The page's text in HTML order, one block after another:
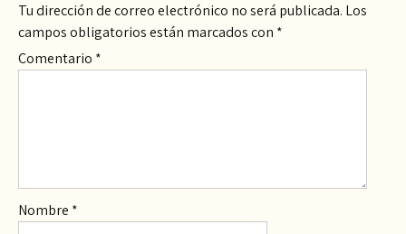
Tu dirección de correo electrónico no será publicada. Los
campos obligatorios están marcados con *
Comentario *
Nombre *